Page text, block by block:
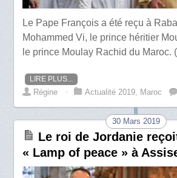
Le Pape François a été reçu à
Mohammed Vi, le prince héritier
le prince Moulay Rachid du Maroc.
LIRE PLUS...
Régine ⋅ Actualité 2019, Maroc
30 Mars 2019
Le roi de Jordanie
« Lamp of peace » à